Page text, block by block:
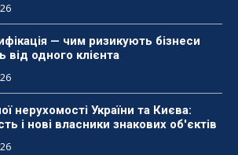
— чим ризикують бізнеси
від одного клієнта
нерухомості України та Києва:
і нові власники знакових об'єктів